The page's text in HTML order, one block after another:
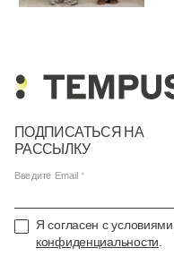
ПОДПИСАТЬСЯ НА
РАССЫЛКУ
Введите Email
Я согласен с условиями
конфиденциальности